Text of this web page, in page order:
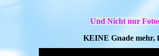
Und Nicht nur
KEINE Gnade mehr,